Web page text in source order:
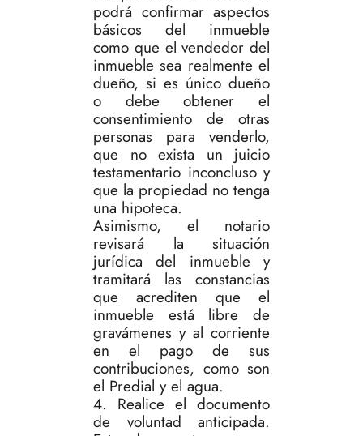
podrá confirmar aspectos
básicos del inmueble
como que el vendedor del
inmueble sea realmente el
dueño, si es único dueño
o debe obtener el
consentimiento de otras
personas para venderlo,
que no exista un juicio
testamentario inconcluso y
que la propiedad no tenga
una hipoteca.
Asimismo, el notario
revisará la situación
jurídica del inmueble y
tramitará las constancias
que acrediten que el
inmueble está libre de
gravámenes y al corriente
en el pago de sus
contribuciones, como son
el Predial y el agua.
4. Realice el documento
de voluntad anticipada.